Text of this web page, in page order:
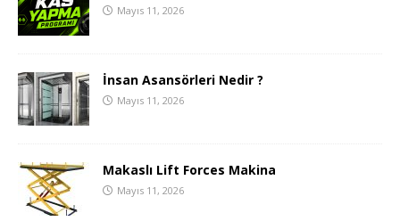
Mayıs 11, 2026
İnsan Asansörleri Nedir ?
Mayıs 11, 2026
Makaslı Lift Forces Makina
Mayıs 11, 2026